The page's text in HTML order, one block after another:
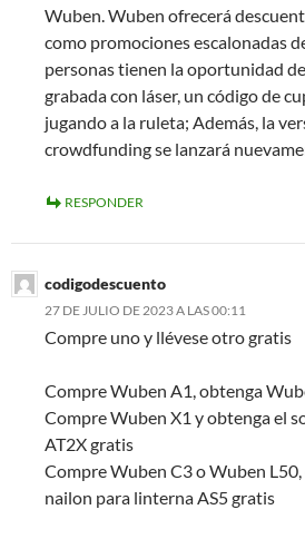
Wuben. Wuben ofrecerá
como promociones escalonadas
personas tienen la oportunidad
grabada con láser, un código de
jugando a la ruleta; Además, la
crowdfunding se lanzará
RESPONDER
codigodescuento
27 DE JULIO DE 2023 A LAS 00:11
Compre uno y llévese otro gratis
Compre Wuben A1, obtenga
Compre Wuben X1 y obtenga el
AT2X gratis
Compre Wuben C3 o Wuben
nailon para linterna AS5 gratis